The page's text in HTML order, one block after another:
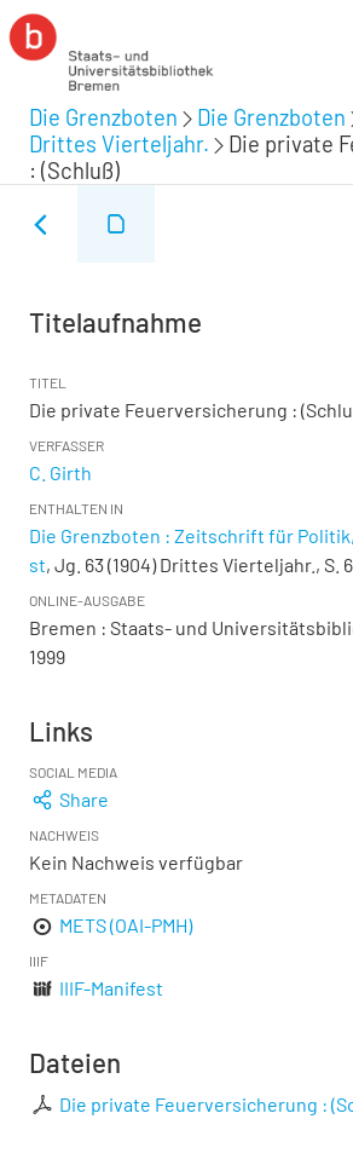
Die Grenzboten Die Grenzboten
Drittes Vierteljahr.
Die private
: (Schluß)
Titelaufnahme
TITEL
Die private Feuerversicherung :
VERFASSER
C. Girth
ENTHALTEN IN
Die Grenzboten : Zeitschrift für
st, Jg. 63 (1904) Drittes Vierteljahr., S.
ONLINE-AUSGABE
Bremen : Staats- und
1999
Links
SOCIAL MEDIA
Share
NACHWEIS
Kein Nachweis verfügbar
METADATEN
METS (OAI-PMH)
IIIF
IIIF-Manifest
Dateien
Die private Feuerversicherung :